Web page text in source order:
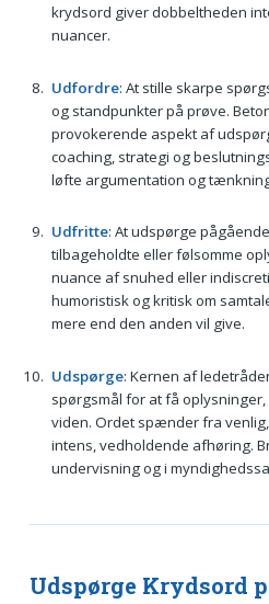
krydsord giver dobbeltheden
nuancer.
Udfordre: At stille skarpe
og standpunkter på prøve.
provokerende aspekt af
coaching, strategi og
løfte argumentation og
Udfritte: At udspørge
tilbageholdte eller følsomme
nuance af snuhed eller
humoristisk og kritisk om
mere end den anden vil give.
Udspørge: Kernen af
spørgsmål for at få
viden. Ordet spænder fra
intens, vedholdende afhøring.
undervisning og i
Udspørge Krydsord